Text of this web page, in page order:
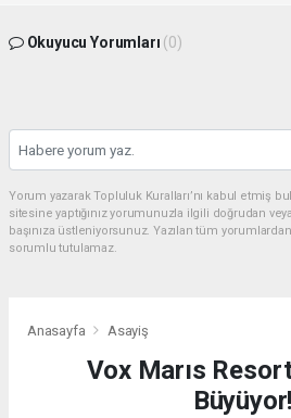
Okuyucu Yorumları (0)
Yorum yazarak Topluluk Kuralları’nı kabul etmiş
sitesine yaptığınız yorumunuzla ilgili doğrudan
başınıza üstleniyorsunuz. Yazılan tüm
sorumlu tutulamaz.
Anasayfa Asayiş
Vox Marıs
Büyüyor!